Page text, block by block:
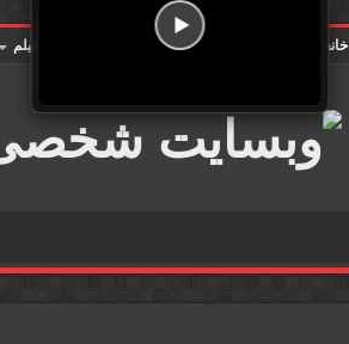
خانه گالری عکس گالری فیلم